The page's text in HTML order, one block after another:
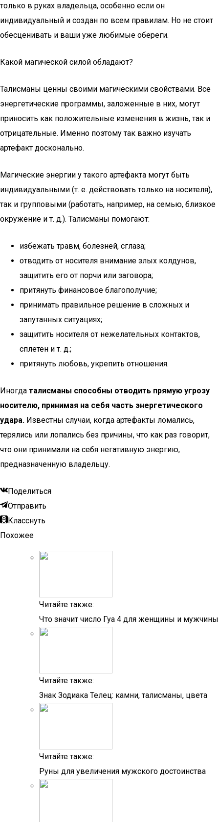
только в руках владельца, особенно если он
индивидуальный и создан по всем правилам. Но не стоит
обесценивать и ваши уже любимые обереги.
Какой магической силой обладают?
Талисманы ценны своими магическими свойствами. Все
энергетические программы, заложенные в них, могут
приносить как положительные изменения в жизнь, так и
отрицательные. Именно поэтому так важно изучать
артефакт досконально.
Магические энергии у такого артефакта могут быть
индивидуальными (т. е. действовать только на носителя),
так и групповыми (работать, например, на семью, близкое
окружение и т. д.). Талисманы помогают:
избежать травм, болезней, сглаза;
отводить от носителя внимание злых колдунов,
защитить его от порчи или заговора;
притянуть финансовое благополучие;
принимать правильное решение в сложных и
запутанных ситуациях;
защитить носителя от нежелательных контактов,
сплетен и т. д.;
притянуть любовь, укрепить отношения.
Иногда талисманы способны отводить прямую угрозу
носителю, принимая на себя часть энергетического
удара. Известны случаи, когда артефакты ломались,
терялись или лопались без причины, что как раз говорит,
что они принимали на себя негативную энергию,
предназначенную владельцу.
Поделиться
Отправить
Класснуть
Похожее
Читайте также:
Что значит число Гуа 4 для женщины и мужчины
Читайте также:
Знак Зодиака Телец: камни, талисманы, цвета
Читайте также:
Руны для увеличения мужского достоинства